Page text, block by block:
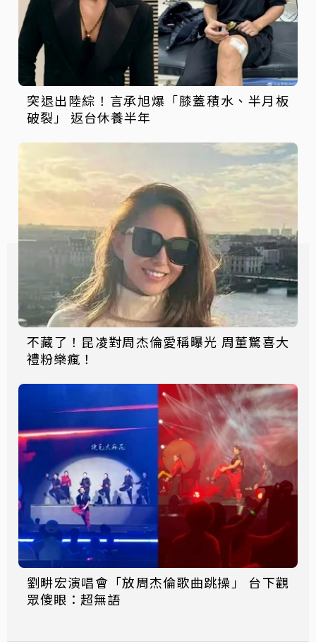
突退出陸綜！言承旭爆「膝蓋積水、半月板
破裂」 返台休養半年
不藏了！昆凌對周杰倫愛稱曝光 周董驚喜大
禮粉樂瘋！
劉畊宏演唱會「放周杰倫歌曲跳操」 台下觀
眾傻眼：超無語